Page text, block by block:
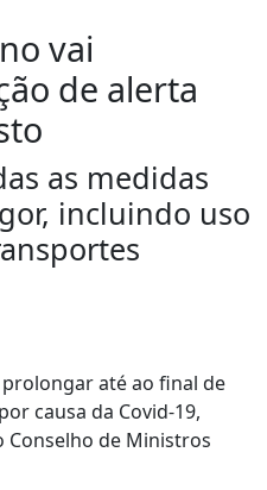
vai
de alerta
as medidas
incluindo uso
até ao final de
causa da Covid-19,
Conselho de Ministros